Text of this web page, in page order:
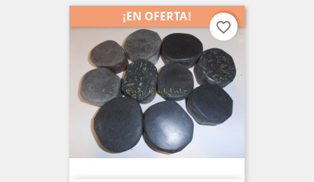
¡EN OFERTA!
favorite_border